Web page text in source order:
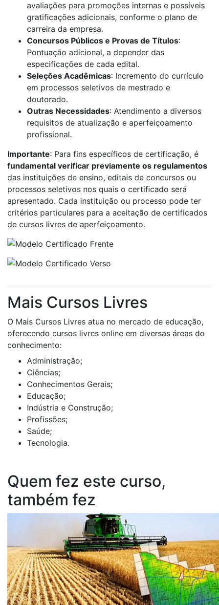
avaliações para promoções internas e possíveis
gratificações adicionais, conforme o plano de
carreira da empresa.
Concursos Públicos e Provas de Títulos:
Pontuação adicional, a depender das
especificações de cada edital.
Seleções Acadêmicas: Incremento do currículo
em processos seletivos de mestrado e
doutorado.
Outras Necessidades: Atendimento a diversos
requisitos de atualização e aperfeiçoamento
profissional.
Importante: Para fins específicos de certificação, é
fundamental verificar previamente os regulamentos
das instituições de ensino, editais de concursos ou
processos seletivos nos quais o certificado será
apresentado. Cada instituição ou processo pode ter
critérios particulares para a aceitação de certificados
de cursos livres de aperfeiçoamento.
Mais Cursos Livres
O Mais Cursos Livres atua no mercado de educação,
oferecendo cursos livres online em diversas áreas do
conhecimento:
Administração;
Ciências;
Conhecimentos Gerais;
Educação;
Indústria e Construção;
Profissões;
Saúde;
Tecnologia.
Quem fez este curso,
também fez